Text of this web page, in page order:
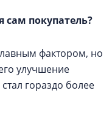
сам покупатель?
фактором, но
улучшение
гораздо более